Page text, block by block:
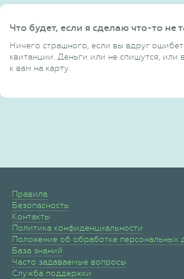
Что будет, если я сделаю что-то не
Ничего страшного, если вы вдруг
квитанции. Деньги или не спишутся, или
к вам на карту.
Правила
Безопасность
Контакты
Политика конфиденциальности
Положение об обработке персональных
База знаний
Часто задаваемые вопросы
Служба поддержки